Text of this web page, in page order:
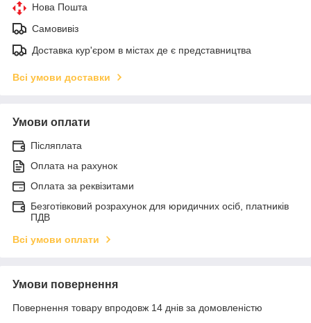
Нова Пошта
Самовивіз
Доставка кур'єром в містах де є представництва
Всі умови доставки
Умови оплати
Післяплата
Оплата на рахунок
Оплата за реквізитами
Безготівковий розрахунок для юридичних осіб, платників
ПДВ
Всі умови оплати
Умови повернення
Повернення товару впродовж 14 днів за домовленістю